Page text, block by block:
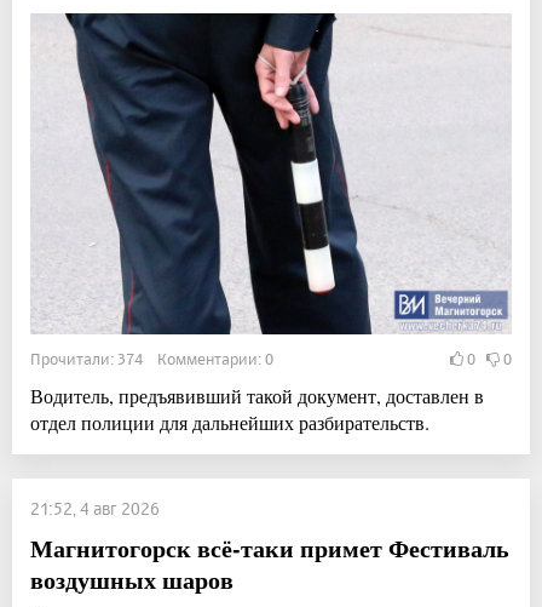
Прочитали: 374 Комментарии: 0 0 0
Водитель, предъявивший такой документ, доставлен в
отдел полиции для дальнейших разбирательств.
21:52, 4 авг 2026
Магнитогорск всё-таки примет Фестиваль
воздушных шаров